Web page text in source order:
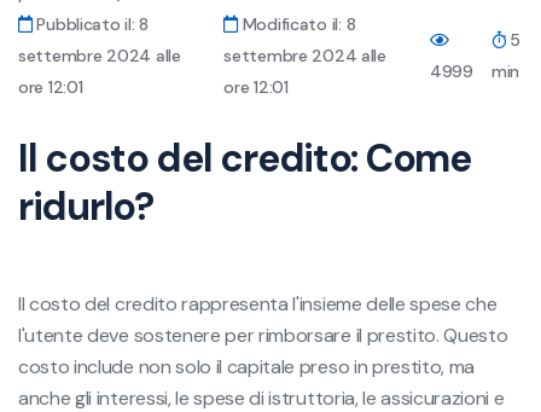
Pubblicato il: 8
settembre 2024 alle
ore 12:01
Modificato il: 8
settembre 2024 alle
ore 12:01
4999
5
min
Il costo del credito: Come
ridurlo?
Il costo del credito rappresenta l'insieme delle spese che
l'utente deve sostenere per rimborsare il prestito. Questo
costo include non solo il capitale preso in prestito, ma
anche gli interessi, le spese di istruttoria, le assicurazioni e